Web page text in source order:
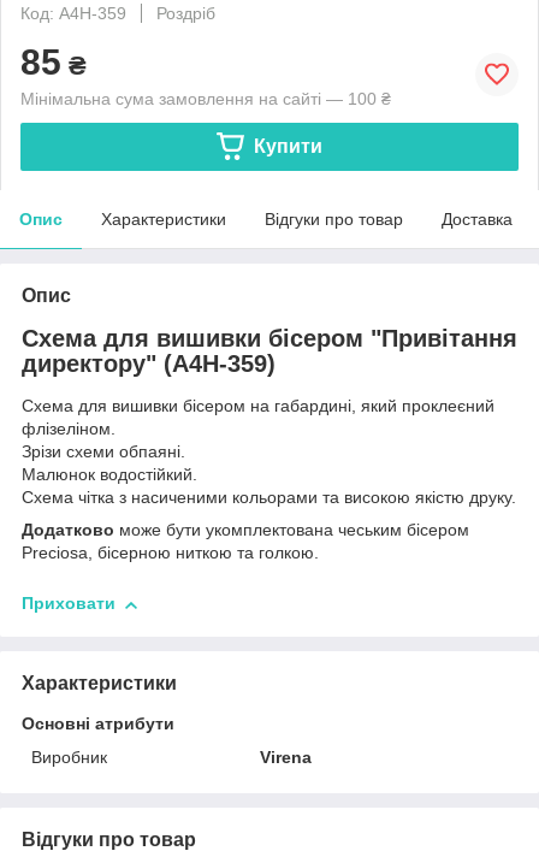
Код: А4Н-359
Роздріб
85 ₴
Мінімальна сума замовлення на сайті — 100 ₴
Купити
Опис Характеристики Відгуки про товар Доставка
Опис
Схема для вишивки бісером "Привітання
директору" (А4Н-359)
Схема для вишивки бісером на габардині, який проклеєний
флізеліном.
Зрізи схеми обпаяні.
Малюнок водостійкий.
Схема чітка з насиченими кольорами та високою якістю друку.
Додатково може бути укомплектована чеським бісером
Preciosa, бісерною ниткою та голкою.
Приховати
Характеристики
Основні атрибути
Виробник
Virena
Відгуки про товар